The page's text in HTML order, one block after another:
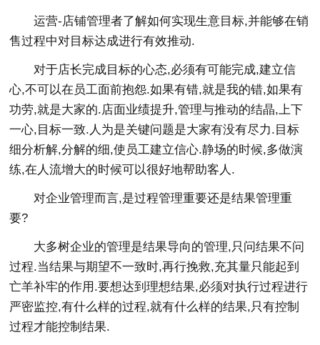
运营-店铺管理者了解如何实现生意目标,并能够在销
售过程中对目标达成进行有效推动.
对于店长完成目标的心态,必须有可能完成,建立信
心,不可以在员工面前抱怨.如果有错,就是我的错,如果有
功劳,就是大家的.店面业绩提升,管理与推动的结晶,上下
一心,目标一致.人为是关键问题是大家有没有尽力.目标
细分析解,分解的细,使员工建立信心.静场的时候,多做演
练,在人流增大的时候可以很好地帮助客人.
对企业管理而言,是过程管理重要还是结果管理重
要?
大多树企业的管理是结果导向的管理,只问结果不问
过程.当结果与期望不一致时,再行挽救,充其量只能起到
亡羊补牢的作用.要想达到理想结果,必须对执行过程进行
严密监控,有什么样的过程,就有什么样的结果,只有控制
过程才能控制结果.